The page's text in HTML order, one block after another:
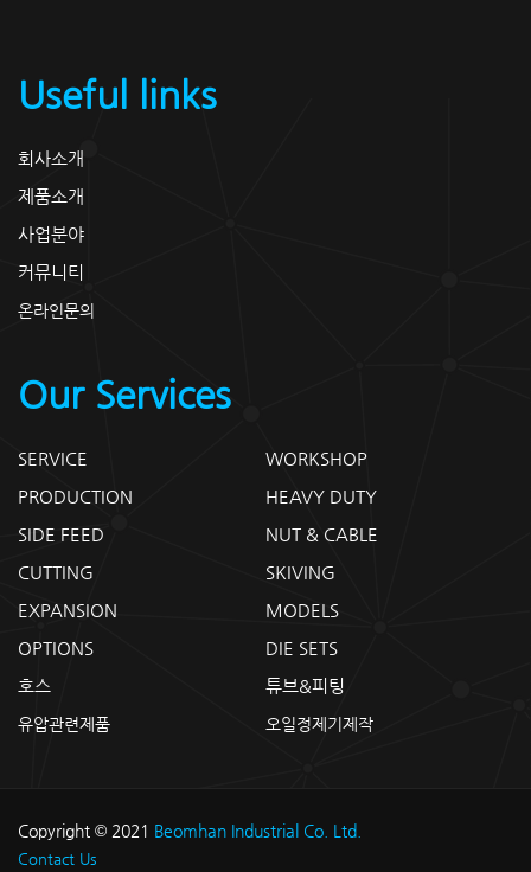
Useful links
회사소개
제품소개
사업분야
커뮤니티
온라인문의
Our Services
SERVICE
WORKSHOP
PRODUCTION
HEAVY DUTY
SIDE FEED
NUT & CABLE
CUTTING
SKIVING
EXPANSION
MODELS
OPTIONS
DIE SETS
호스
튜브&피팅
유압관련제품 오일정제기제작
Copyright © 2021 Beomhan Industrial Co. Ltd.
Contact Us